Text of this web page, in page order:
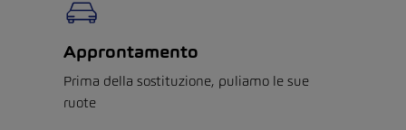
Approntamento
Prima della sostituzione, puliamo le sue
ruote